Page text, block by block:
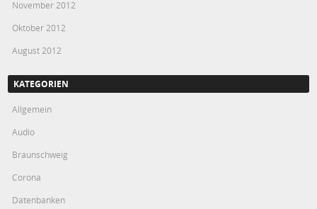
November 2012
Oktober 2012
August 2012
KATEGORIEN
Allgemein
Audio
Braunschweig
Corona
Datenbanken